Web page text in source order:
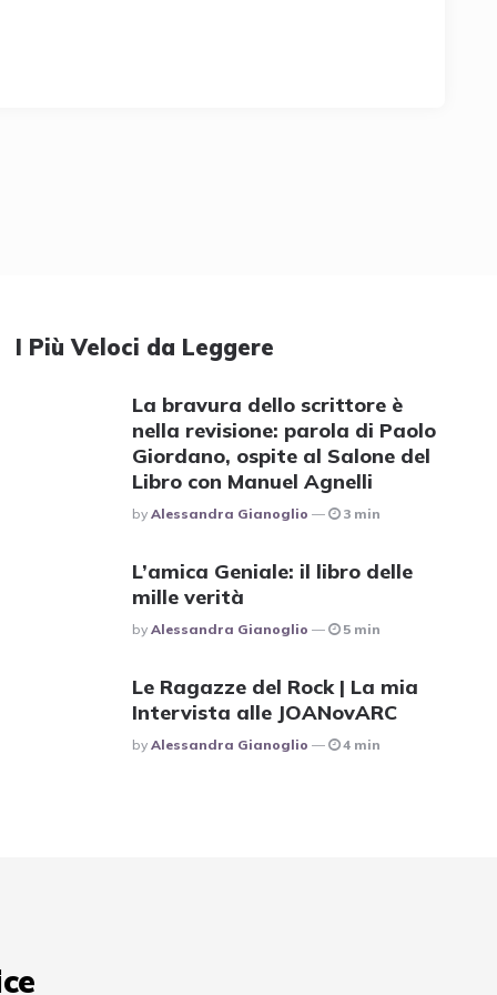
I Più Veloci da Leggere
La bravura dello scrittore è
nella revisione: parola di Paolo
Giordano, ospite al Salone del
Libro con Manuel Agnelli
Posted
By Alessandra Gianoglio 3 min
L’amica Geniale: il libro delle
mille verità
Posted
By Alessandra Gianoglio 5 min
Le Ragazze del Rock | La mia
Intervista alle JOANovARC
Posted
By Alessandra Gianoglio 4 min